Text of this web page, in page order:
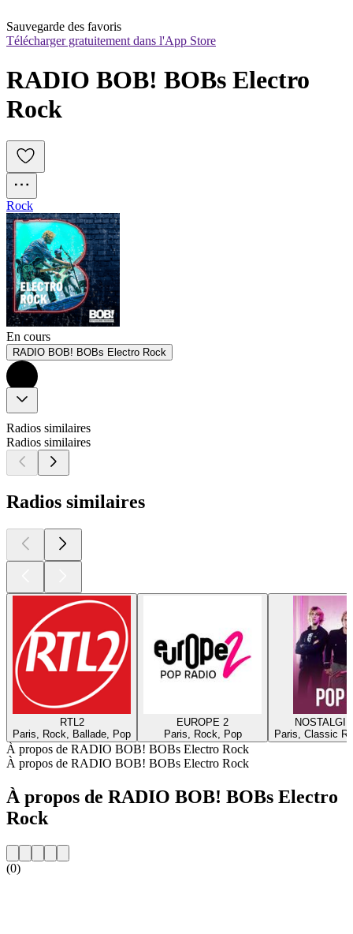
Sauvegarde des favoris
Télécharger gratuitement dans l'App Store
RADIO BOB! BOBs Electro
Rock
Rock
En cours
RADIO BOB! BOBs Electro Rock
Radios similaires
Radios similaires
Radios similaires
RTL2
Paris, Rock, Ballade, Pop
EUROPE 2
Paris, Rock, Pop
Paris, Classic
À propos de RADIO BOB! BOBs Electro Rock
À propos de RADIO BOB! BOBs Electro Rock
À propos de RADIO BOB! BOBs Electro
Rock
(0)